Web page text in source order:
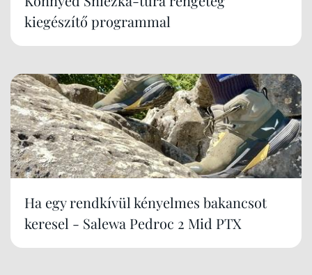
kiegészítő programmal
Ha egy rendkívül kényelmes bakancsot
keresel - Salewa Pedroc 2 Mid PTX